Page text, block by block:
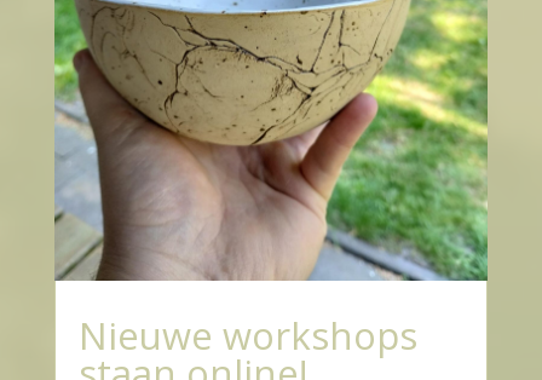
Nieuwe workshops